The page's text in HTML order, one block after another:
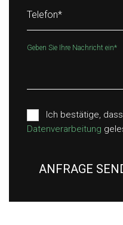
Telefon*
Geben Sie Ihre Nachricht ein*
Ich bestätige,
Datenverarbeitung
ANFRAGE